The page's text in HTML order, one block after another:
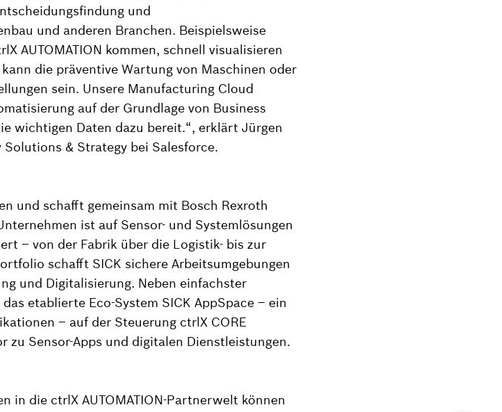
und
und anderen Branchen. Beispielsweise
AUTOMATION kommen, schnell visualisieren
die präventive Wartung von Maschinen oder
sein. Unsere Manufacturing Cloud
auf der Grundlage von Business
wichtigen Daten dazu bereit.“, erklärt Jürgen
& Strategy bei Salesforce.
und schafft gemeinsam mit Bosch Rexroth
ist auf Sensor- und Systemlösungen
– von der Fabrik über die Logistik- bis zur
schafft SICK sichere Arbeitsumgebungen
und Digitalisierung. Neben einfachster
etablierte Eco-System SICK AppSpace – ein
– auf der Steuerung ctrlX CORE
zu Sensor-Apps und digitalen Dienstleistungen.
in die ctrlX AUTOMATION-Partnerwelt können